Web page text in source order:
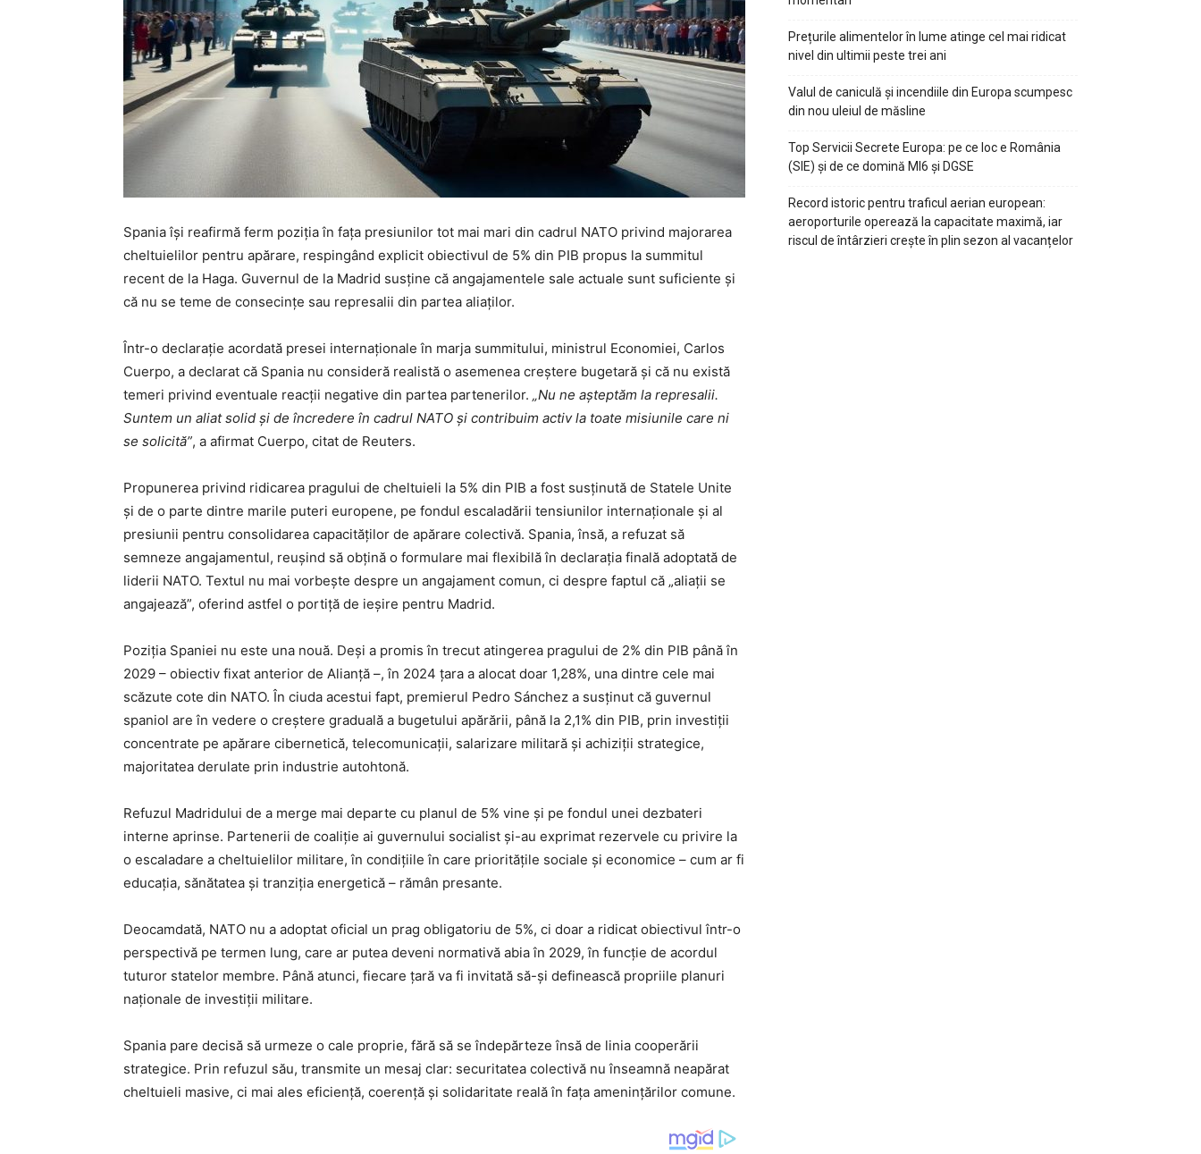
Spania își reafirmă ferm poziția în fața presiunilor tot mai mari din cadrul NATO privind majorarea
cheltuielilor pentru apărare, respingând explicit obiectivul de 5% din PIB propus la summitul
recent de la Haga. Guvernul de la Madrid susține că angajamentele sale actuale sunt suficiente și
că nu se teme de consecințe sau represalii din partea aliaților.
Într-o declarație acordată presei internaționale în marja summitului, ministrul Economiei, Carlos
Cuerpo, a declarat că Spania nu consideră realistă o asemenea creștere bugetară și că nu există
temeri privind eventuale reacții negative din partea partenerilor. „Nu ne așteptăm la represalii.
Suntem un aliat solid și de încredere în cadrul NATO și contribuim activ la toate misiunile care ni
se solicită”, a afirmat Cuerpo, citat de Reuters.
Propunerea privind ridicarea pragului de cheltuieli la 5% din PIB a fost susținută de Statele Unite
și de o parte dintre marile puteri europene, pe fondul escaladării tensiunilor internaționale și al
presiunii pentru consolidarea capacităților de apărare colectivă. Spania, însă, a refuzat să
semneze angajamentul, reușind să obțină o formulare mai flexibilă în declarația finală adoptată de
liderii NATO. Textul nu mai vorbește despre un angajament comun, ci despre faptul că „aliații se
angajează”, oferind astfel o portiță de ieșire pentru Madrid.
Poziția Spaniei nu este una nouă. Deși a promis în trecut atingerea pragului de 2% din PIB până în
2029 – obiectiv fixat anterior de Alianță –, în 2024 țara a alocat doar 1,28%, una dintre cele mai
scăzute cote din NATO. În ciuda acestui fapt, premierul Pedro Sánchez a susținut că guvernul
spaniol are în vedere o creștere graduală a bugetului apărării, până la 2,1% din PIB, prin investiții
concentrate pe apărare cibernetică, telecomunicații, salarizare militară și achiziții strategice,
majoritatea derulate prin industrie autohtonă.
Refuzul Madridului de a merge mai departe cu planul de 5% vine și pe fondul unei dezbateri
interne aprinse. Partenerii de coaliție ai guvernului socialist și-au exprimat rezervele cu privire la
o escaladare a cheltuielilor militare, în condițiile în care prioritățile sociale și economice – cum ar fi
educația, sănătatea și tranziția energetică – rămân presante.
Deocamdată, NATO nu a adoptat oficial un prag obligatoriu de 5%, ci doar a ridicat obiectivul într-o
perspectivă pe termen lung, care ar putea deveni normativă abia în 2029, în funcție de acordul
tuturor statelor membre. Până atunci, fiecare țară va fi invitată să-și definească propriile planuri
naționale de investiții militare.
Spania pare decisă să urmeze o cale proprie, fără să se îndepărteze însă de linia cooperării
strategice. Prin refuzul său, transmite un mesaj clar: securitatea colectivă nu înseamnă neapărat
cheltuieli masive, ci mai ales eficiență, coerență și solidaritate reală în fața amenințărilor comune.
Prețurile alimentelor în lume atinge cel mai ridicat
nivel din ultimii peste trei ani
Valul de caniculă și incendiile din Europa scumpesc
din nou uleiul de măsline
Top Servicii Secrete Europa: pe ce loc e România
(SIE) și de ce domină MI6 și DGSE
Record istoric pentru traficul aerian european:
aeroporturile operează la capacitate maximă, iar
riscul de întârzieri crește în plin sezon al vacanțelor